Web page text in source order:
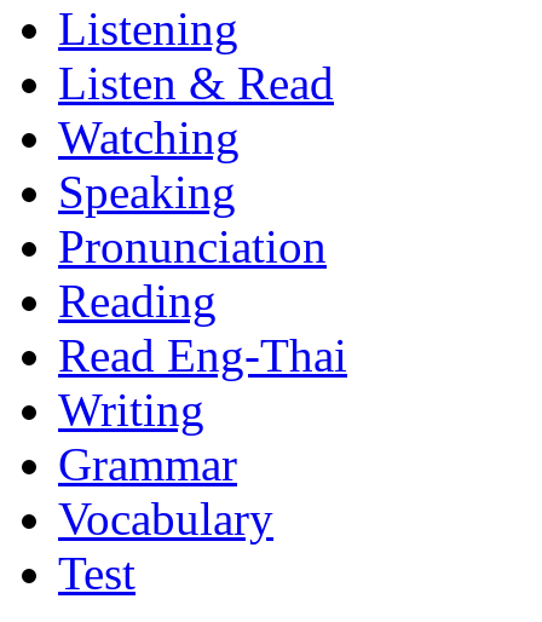
Listening
Listen & Read
Watching
Speaking
Pronunciation
Reading
Read Eng-Thai
Writing
Grammar
Vocabulary
Test